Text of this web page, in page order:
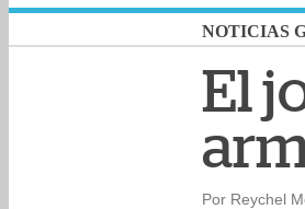
NOTICIAS
El
Por Reychel